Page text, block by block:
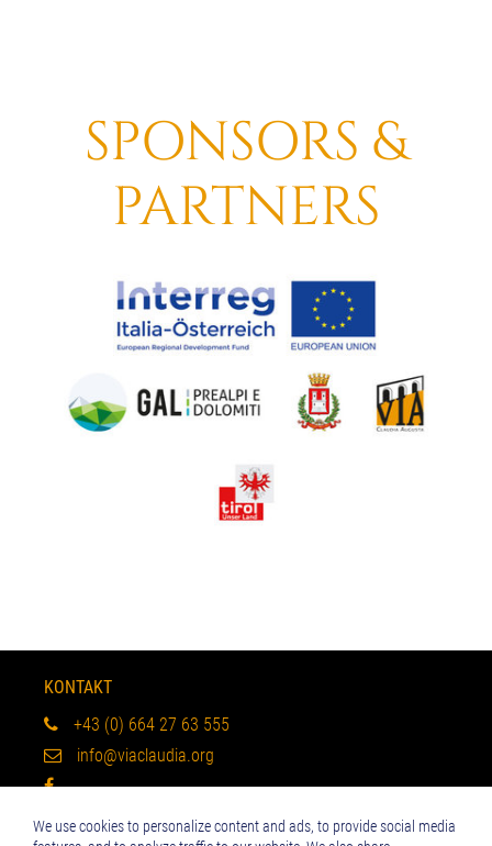
SPONSORS &
PARTNERS
We use cookies to personalize content and ads, to provide social media
KONTAKT
+43 (0) 664 27 63 555
info@viaclaudia.org
Impressum